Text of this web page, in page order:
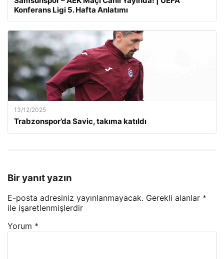
Konferans Ligi 5. Hafta Anlatımı
13/12/2025
Trabzonspor’da Savic, takıma katıldı
Bir yanıt yazın
E-posta adresiniz yayınlanmayacak. Gerekli alanlar *
ile işaretlenmişlerdir
Yorum *